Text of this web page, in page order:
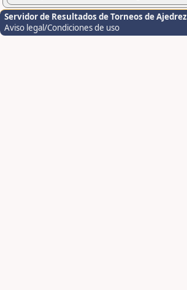
Servidor de Resultados de Torneos de Ajedrez
Aviso legal/Condiciones de uso